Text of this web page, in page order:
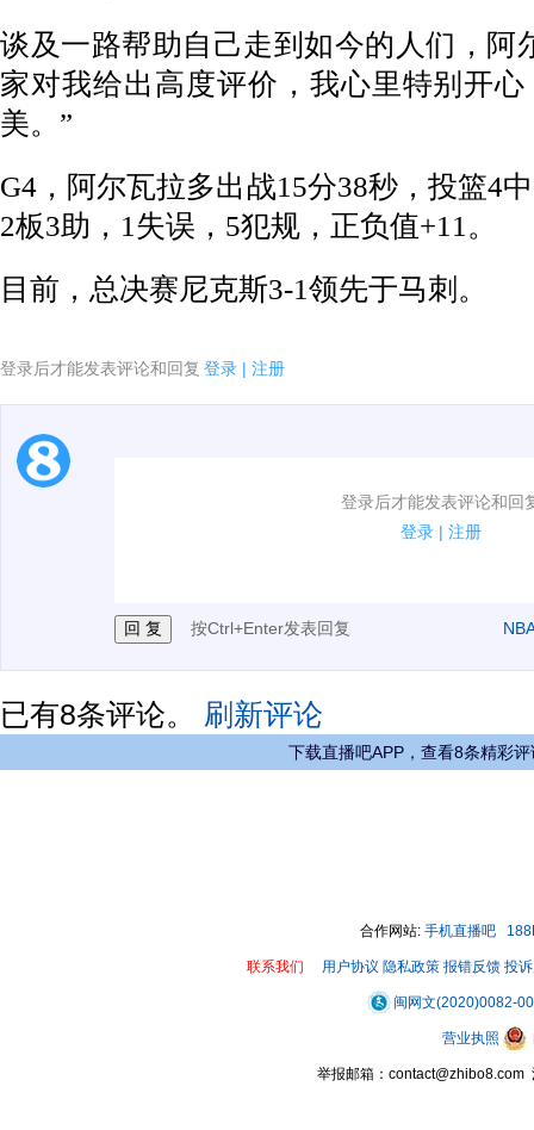
谈及一路帮助自己走到如今的人们，阿
家对我给出高度评价，我心里特别开
美。”
G4，阿尔瓦拉多出战15分38秒，投篮4
2板3助，1失误，5犯规，正负值+11。
目前，总决赛尼克斯3-1领先于马刺。
登录后才能发表评论和回复 登录 | 注册
登录后才能发表评论和回
登录 | 注册
1.电脑端新用户可以发表评论了！
按Ctrl+Enter发表回复
已有8条评论。 刷新评论
下载直播吧APP，查看8条精彩评
合作网站: 手机直播吧
联系我们 用户协议 隐私政策 报错反馈 投
闽网文(2020)0082-
营业执照
举报邮箱：